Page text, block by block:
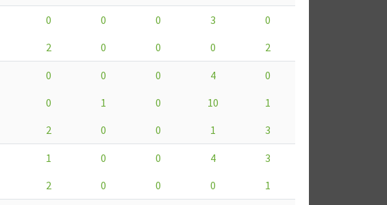
0 0 0 3
0
2 0 0 0 2
0 0 0 4
0
0 1 0 10
1
2 0 0 1 3
1 0 0 4
3
2 0 0 0 1